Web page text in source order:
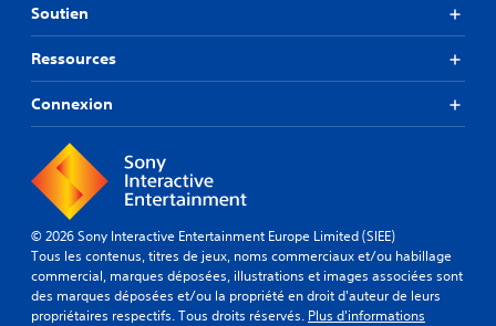
Soutien
Ressources
Connexion
© 2026 Sony Interactive Entertainment Europe Limited (SIEE)
Tous les contenus, titres de jeux, noms commerciaux et/ou habillage
commercial, marques déposées, illustrations et images associées sont
des marques déposées et/ou la propriété en droit d'auteur de leurs
propriétaires respectifs. Tous droits réservés. Plus d'informations